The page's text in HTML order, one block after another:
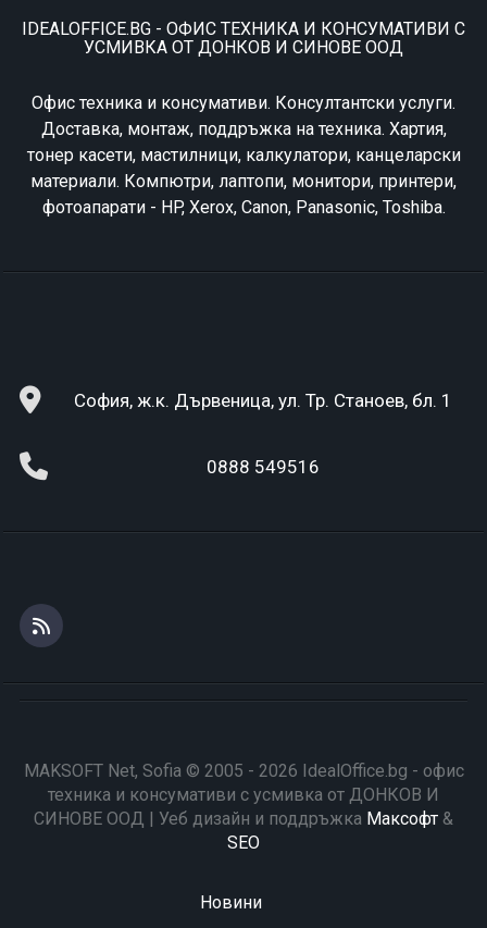
IDEALOFFICE.BG - ОФИС ТЕХНИКА И КОНСУМАТИВИ С
УСМИВКА ОТ ДОНКОВ И СИНОВЕ ООД
Офис техника и консумативи. Консултантски услуги.
Доставка, монтаж, поддръжка на техника. Хартия,
тонер касети, мастилници, калкулатори, канцеларски
материали. Компютри, лаптопи, монитори, принтери,
фотоапарати - HP, Xerox, Canon, Panasonic, Toshiba.
София, ж.к. Дървеница, ул. Тр. Станоев, бл. 1
0888 549516
MAKSOFT Net, Sofia © 2005 - 2026 IdealOffice.bg - офис
техника и консумативи с усмивка от ДОНКОВ И
СИНОВЕ ООД | Уеб дизайн и поддръжка Максофт &
SEO
Новини